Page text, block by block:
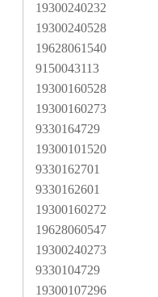
19300240232
19300240528
19628061540
9150043113
19300160528
19300160273
9330164729
19300101520
9330162701
9330162601
19300160272
19628060547
19300240273
9330104729
19300107296